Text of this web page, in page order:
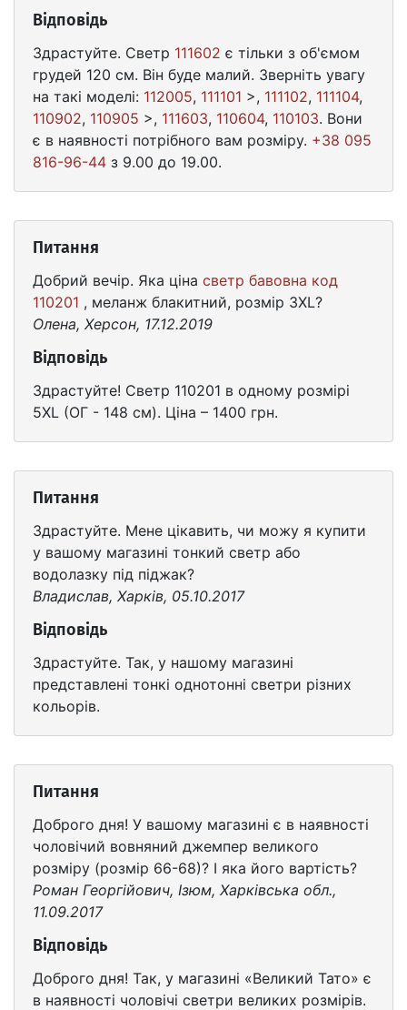
Відповідь
Здрастуйте. Светр 111602 є тільки з об'ємом
грудей 120 см. Він буде малий. Зверніть увагу
на такі моделі: 112005, 111101 >, 111102, 111104,
110902, 110905 >, 111603, 110604, 110103. Вони
є в наявності потрібного вам розміру. +38 095
816-96-44 з 9.00 до 19.00.
Питання
Добрий вечір. Яка ціна светр бавовна код
110201 , меланж блакитний, розмір 3XL?
Олена, Херсон, 17.12.2019
Відповідь
Здрастуйте! Светр 110201 в одному розмірі
5XL (ОГ - 148 см). Ціна – 1400 грн.
Питання
Здрастуйте. Мене цікавить, чи можу я купити
у вашому магазині тонкий светр або
водолазку під піджак?
Владислав, Харків, 05.10.2017
Відповідь
Здрастуйте. Так, у нашому магазині
представлені тонкі однотонні светри різних
кольорів.
Питання
Доброго дня! У вашому магазині є в наявності
чоловічий вовняний джемпер великого
розміру (розмір 66-68)? І яка його вартість?
Роман Георгійович, Ізюм, Харківська обл.,
11.09.2017
Відповідь
Доброго дня! Так, у магазині «Великий Тато» є
в наявності чоловічі светри великих розмірів.